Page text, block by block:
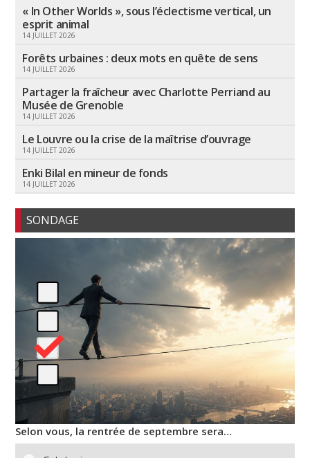
« In Other Worlds », sous l’éclectisme vertical, un
esprit animal
14 JUILLET 2026
Forêts urbaines : deux mots en quête de sens
14 JUILLET 2026
Partager la fraîcheur avec Charlotte Perriand au
Musée de Grenoble
14 JUILLET 2026
Le Louvre ou la crise de la maîtrise d’ouvrage
14 JUILLET 2026
Enki Bilal en mineur de fonds
14 JUILLET 2026
SONDAGE
Selon vous, la rentrée de septembre sera…